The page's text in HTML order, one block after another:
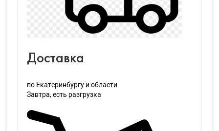
Доставка
по Екатеринбургу и области
Завтра, есть разгрузка